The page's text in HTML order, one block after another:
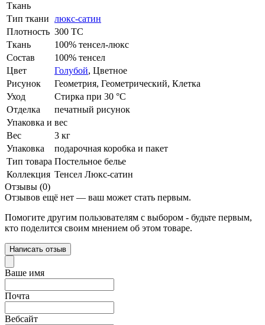
Ткань
Тип ткани люкс-сатин
Плотность 300 ТС
Ткань
100% тенсел-люкс
Состав
100% тенсел
Цвет
Голубой, Цветное
Рисунок
Геометрия, Геометрический, Клетка
Уход
Стирка при 30 °С
Отделка
печатный рисунок
Упаковка и вес
Вес
3 кг
Упаковка
подарочная коробка и пакет
Тип товара Постельное белье
Коллекция Тенсел Люкс-сатин
Отзывы (0)
Отзывов ещё нет — ваш может стать первым.
Помогите другим пользователям с выбором - будьте первым,
кто поделится своим мнением об этом товаре.
Написать отзыв
Ваше имя
Почта
Вебсайт